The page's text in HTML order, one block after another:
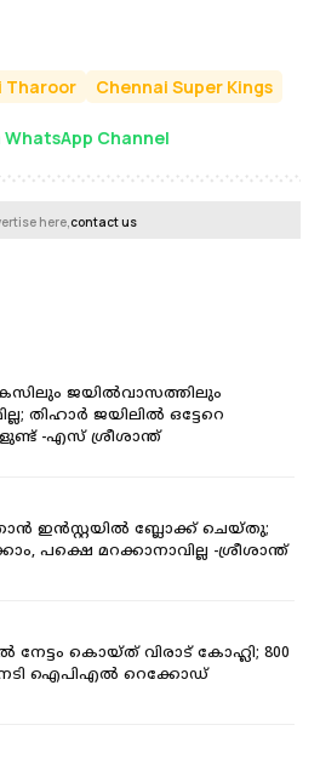
Tharoor Chennai Super Kings
WhatsApp Channel
here,contact us
ജയില്‍വാസത്തിലും
തിഹാര്‍ ജയിലില്‍ ഒട്ടേറെ
-എസ് ശ്രീശാന്ത്
ഇന്‍സ്റ്റയില്‍ ബ്ലോക്ക് ചെയ്തു;
പക്ഷെ മറക്കാനാവില്ല -ശ്രീശാന്ത്
നേട്ടം കൊയ്ത് വിരാട് കോഹ്ലി; 800
ഐപിഎല്‍ റെക്കോഡ്